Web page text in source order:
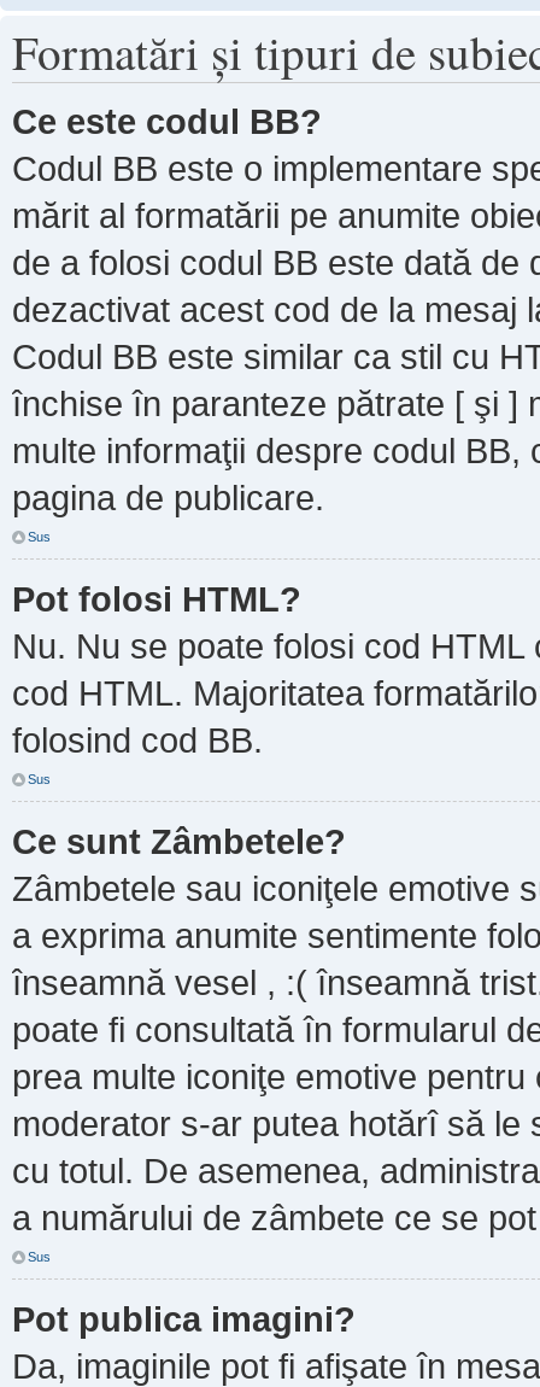
Formatări şi tipuri de
Ce este codul BB?
Codul BB este o implementare
mărit al formatării pe anumite
de a folosi codul BB este dată de
dezactivat acest cod de la mesaj
Codul BB este similar ca stil cu
închise în paranteze pătrate [ şi ]
multe informaţii despre codul
pagina de publicare.
Sus
Pot folosi HTML?
Nu. Nu se poate folosi cod
cod HTML. Majoritatea
folosind cod BB.
Sus
Ce sunt Zâmbetele?
Zâmbetele sau iconiţele emotive
a exprima anumite sentimente
înseamnă vesel , :( înseamnă
poate fi consultată în formularul
prea multe iconiţe emotive
moderator s-ar putea hotărî să
cu totul. De asemenea,
a numărului de zâmbete ce se
Sus
Pot publica imagini?
Da, imaginile pot fi afişate în